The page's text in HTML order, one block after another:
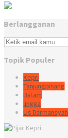
Berlangganan
Topik Populer
Kepri
Tanjungpinang
Batam
lingga
Lis Darmansyah